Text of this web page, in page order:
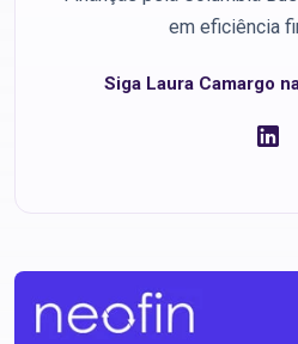
em eficiência
Siga Laura Camargo